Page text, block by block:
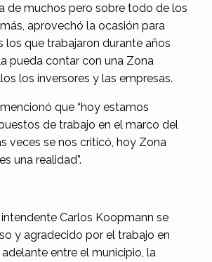
de muchos pero sobre todo de los
aprovechó la ocasión para
los que trabajaron durante años
pueda contar con una Zona
los inversores y las empresas.
que “hoy estamos
de trabajo en el marco del
veces se nos criticó, hoy Zona
una realidad”.
intendente Carlos Koopmann se
y agradecido por el trabajo en
entre el municipio, la